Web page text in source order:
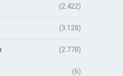
(2.422)
(3.128)
(2.778)
(6)